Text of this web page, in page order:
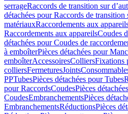
serrageRaccords de transition sur
détachées pour Raccords de transition
matériauxRaccordements aux
Raccordements aux appareilsCoudes
détachées pour Coudes de
à emboîterPièces détachées pour
emboîterAccessoiresColliersFixations
colliersFermeturesJoints
PPTubesPièces détachées pour Tubes
pour RaccordsCoudesPièces
CoudesEmbranchementsPièces
EmbranchementsRéductionsPièces